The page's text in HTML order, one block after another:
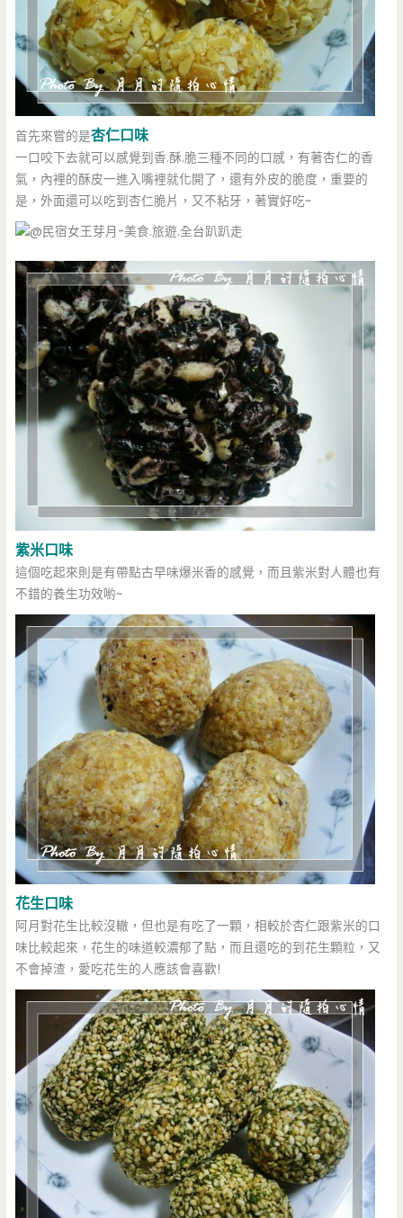
首先來嘗的是杏仁口味
一口咬下去就可以感覺到香.酥.脆三種不同的口感，有著杏仁的香
氣，內裡的酥皮一進入嘴裡就化開了，還有外皮的脆度，重要的
是，外面還可以吃到杏仁脆片，又不粘牙，著實好吃~
紫米口味
這個吃起來則是有帶點古早味爆米香的感覺，而且紫米對人體也有
不錯的養生功效喲~
花生口味
阿月對花生比較沒轍，但也是有吃了一顆，相較於杏仁跟紫米的口
味比較起來，花生的味道較濃郁了點，而且還吃的到花生顆粒，又
不會掉渣，愛吃花生的人應該會喜歡!